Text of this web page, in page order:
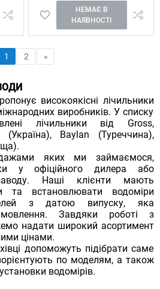
НЕМАЄ В
НАЯВНОСТІ
1 2 »
високоякісні лічильники
виробників. У списку
лічильники від Gross,
Baylan (Туреччина),
яких ми займаємося,
у офіційного дилера або
Наші клієнти мають
та встановлювати водоміри
з датою випуску, яка
Завдяки роботі з
надати широкий асортимент
цінами.
допоможуть підібрати саме
по моделям, а також
водомірів.